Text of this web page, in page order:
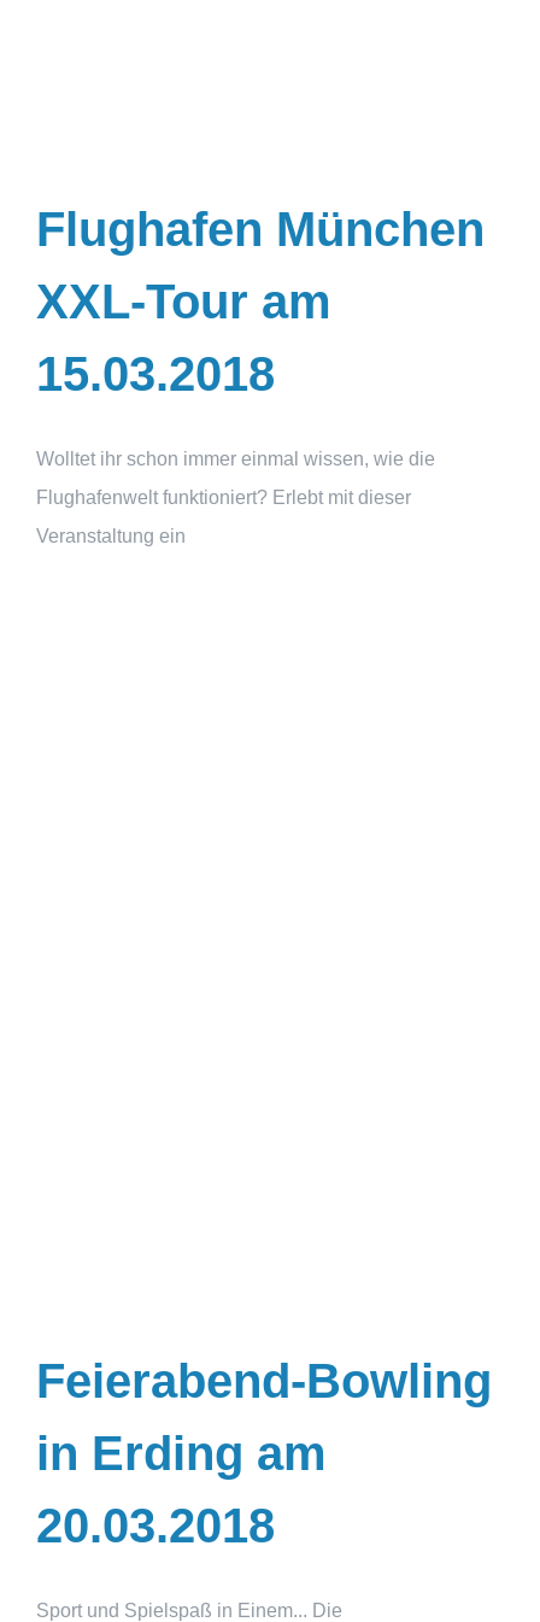
Flughafen München
XXL-Tour am
15.03.2018
Wolltet ihr schon immer einmal wissen, wie die
Flughafenwelt funktioniert? Erlebt mit dieser
Veranstaltung ein
Feierabend-Bowling
in Erding am
20.03.2018
Sport und Spielspaß in Einem... Die